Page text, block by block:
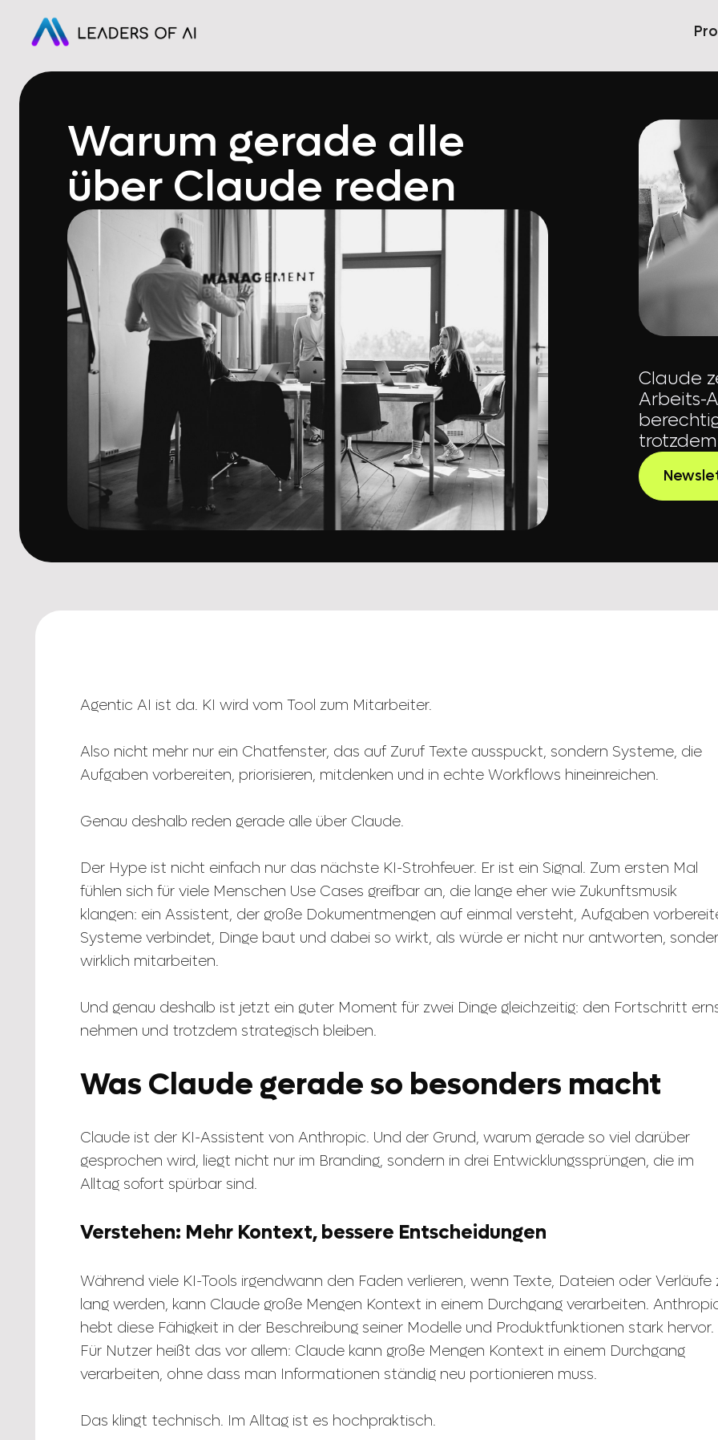
Warum gerade alle
über Claude reden
Claude
Arbeits-
Agentic AI ist da. KI wird vom Tool zum Mitarbeiter.
Also nicht mehr nur ein Chatfenster, das auf Zuruf Texte ausspuckt, sondern Systeme, die
Aufgaben vorbereiten, priorisieren, mitdenken und in echte Workflows hineinreichen.
Genau deshalb reden gerade alle über Claude.
Der Hype ist nicht einfach nur das nächste KI-Strohfeuer. Er ist ein Signal. Zum ersten Mal
fühlen sich für viele Menschen Use Cases greifbar an, die lange eher wie Zukunftsmusik
klangen: ein Assistent, der große Dokumentmengen auf einmal versteht, Aufgaben
Systeme verbindet, Dinge baut und dabei so wirkt, als würde er nicht nur antworten,
wirklich mitarbeiten.
Und genau deshalb ist jetzt ein guter Moment für zwei Dinge gleichzeitig: den Fortschritt
nehmen und trotzdem strategisch bleiben.
Was Claude gerade so besonders macht
Claude ist der KI-Assistent von Anthropic. Und der Grund, warum gerade so viel darüber
gesprochen wird, liegt nicht nur im Branding, sondern in drei Entwicklungssprüngen, die im
Alltag sofort spürbar sind.
Verstehen: Mehr Kontext, bessere Entscheidungen
Während viele KI-Tools irgendwann den Faden verlieren, wenn Texte, Dateien oder Verläufe
lang werden, kann Claude große Mengen Kontext in einem Durchgang verarbeiten.
hebt diese Fähigkeit in der Beschreibung seiner Modelle und Produktfunktionen stark hervor.
Für Nutzer heißt das vor allem: Claude kann große Mengen Kontext in einem Durchgang
verarbeiten, ohne dass man Informationen ständig neu portionieren muss.
Das klingt technisch. Im Alltag ist es hochpraktisch.